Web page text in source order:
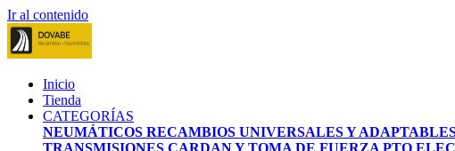
Ir al contenido
Inicio
Tienda
CATEGORÍAS
NEUMÁTICOS RECAMBIOS UNIVERSALES Y
TRANSMISIONES CARDAN Y TOMA DE FUERZA PTO